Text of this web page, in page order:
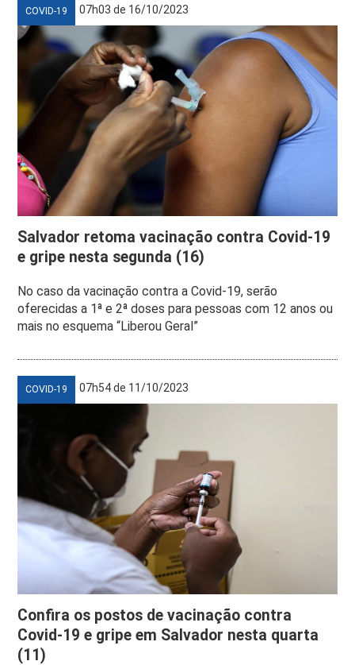
COVID-19 07h03 de 16/10/2023
Salvador retoma vacinação contra Covid-19
e gripe nesta segunda (16)
No caso da vacinação contra a Covid-19, serão
oferecidas a 1ª e 2ª doses para pessoas com 12 anos ou
mais no esquema “Liberou Geral”
COVID-19 07h54 de 11/10/2023
Confira os postos de vacinação contra
Covid-19 e gripe em Salvador nesta quarta
(11)